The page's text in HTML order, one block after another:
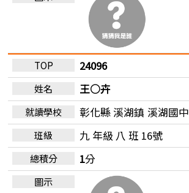
24096
王○卉
彰化縣 溪湖鎮 溪湖國中
九 年級 八 班 16號
1分